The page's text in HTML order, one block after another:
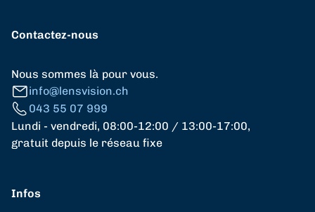
Contactez-nous
Nous sommes là pour vous.
info@lensvision.ch
043 55 07 999
Lundi - vendredi, 08:00-12:00 / 13:00-17:00,
gratuit depuis le réseau fixe
Infos